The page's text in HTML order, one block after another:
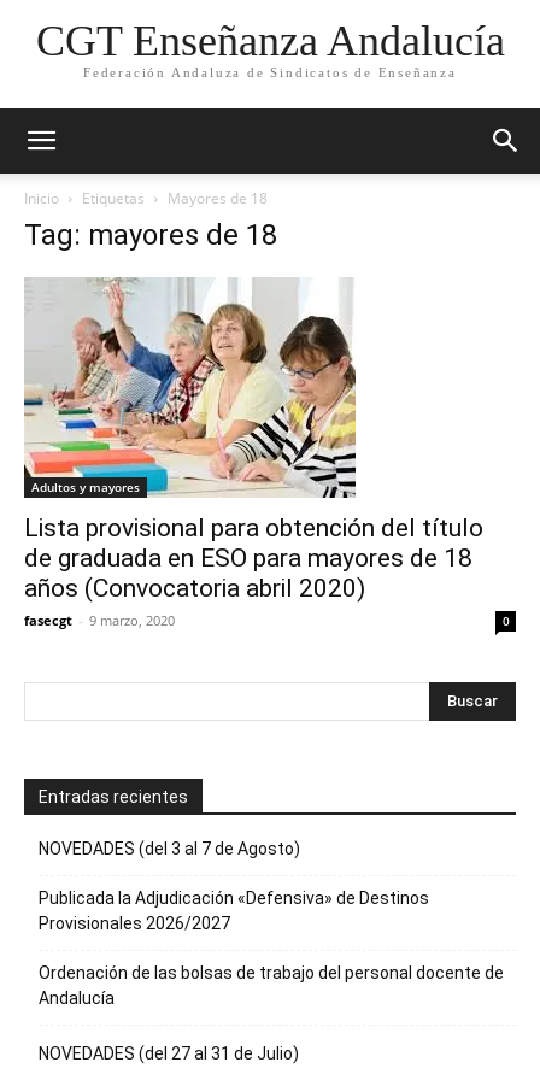
CGT Enseñanza Andalucía
Federación Andaluza de Sindicatos de Enseñanza
Inicio Etiquetas Mayores de 18
Tag: mayores de 18
Adultos y mayores
Lista provisional para obtención del título
de graduada en ESO para mayores de 18
años (Convocatoria abril 2020)
fasecgt - 9 marzo, 2020 0
Entradas recientes
NOVEDADES (del 3 al 7 de Agosto)
Publicada la Adjudicación «Defensiva» de Destinos
Provisionales 2026/2027
Ordenación de las bolsas de trabajo del personal docente de
Andalucía
NOVEDADES (del 27 al 31 de Julio)